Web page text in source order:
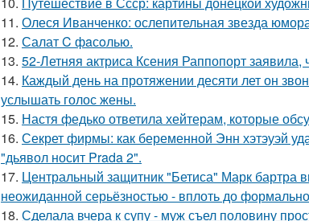
11. Олеся Иванченко: ослепительная звезда
12. Салат C фaсoлью.
13. 52-Летняя актриса Ксения Раппопорт
14. Каждый день на протяжении десяти лет он
услышать голос жены.
15. Настя федько ответила хейтерам, которые
16. Секрет фирмы: как беременной Энн хэтэуэй
"дьявол носит Prada 2".
17. Центральный защитник "Бетиса" Марк бартра
неожиданной серьёзностью - вплоть до
18. Сделала вчера к супу - муж съел половину